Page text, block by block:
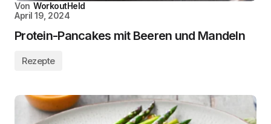
Von WorkoutHeld
April 19, 2024
Protein-Pancakes mit Beeren und Mandeln
Rezepte